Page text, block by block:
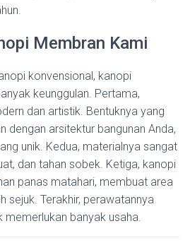
Membran Kami
konvensional, kanopi
keunggulan. Pertama,
dan artistik. Bentuknya yang
dengan arsitektur bangunan Anda,
unik. Kedua, materialnya sangat
dan tahan sobek. Ketiga, kanopi
panas matahari, membuat area
sejuk. Terakhir, perawatannya
memerlukan banyak usaha.